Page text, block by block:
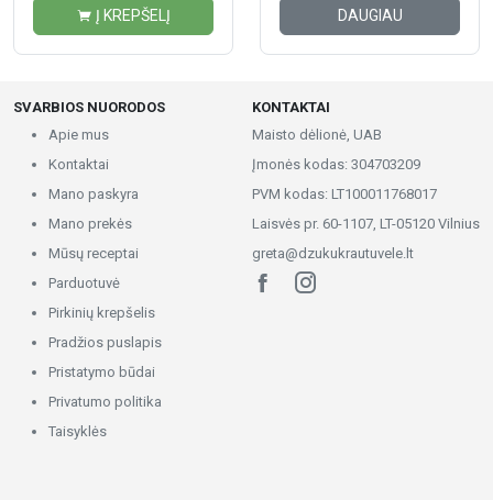
Į KREPŠELĮ DAUGIAU
SVARBIOS NUORODOS
Apie mus
Kontaktai
Mano paskyra
Mano prekės
Mūsų receptai
Parduotuvė
Pirkinių krepšelis
Pradžios puslapis
Pristatymo būdai
Privatumo politika
Taisyklės
KONTAKTAI
Maisto dėlionė, UAB
Įmonės kodas: 304703209
PVM kodas: LT100011768017
Laisvės pr. 60-1107, LT-05120 Vilnius
greta@dzukukrautuvele.lt